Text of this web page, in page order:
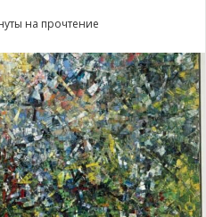
на прочтение